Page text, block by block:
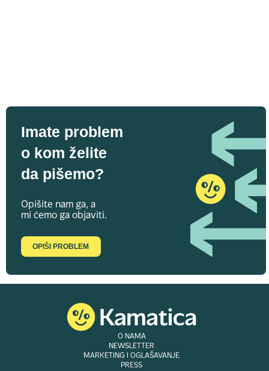
Imate problem
o kom želite
da pišemo?
Opišite nam ga, a
mi ćemo ga objaviti.
OPIŠI PROBLEM
O NAMA
NEWSLETTER
MARKETING I OGLAŠAVANJE
PRESS